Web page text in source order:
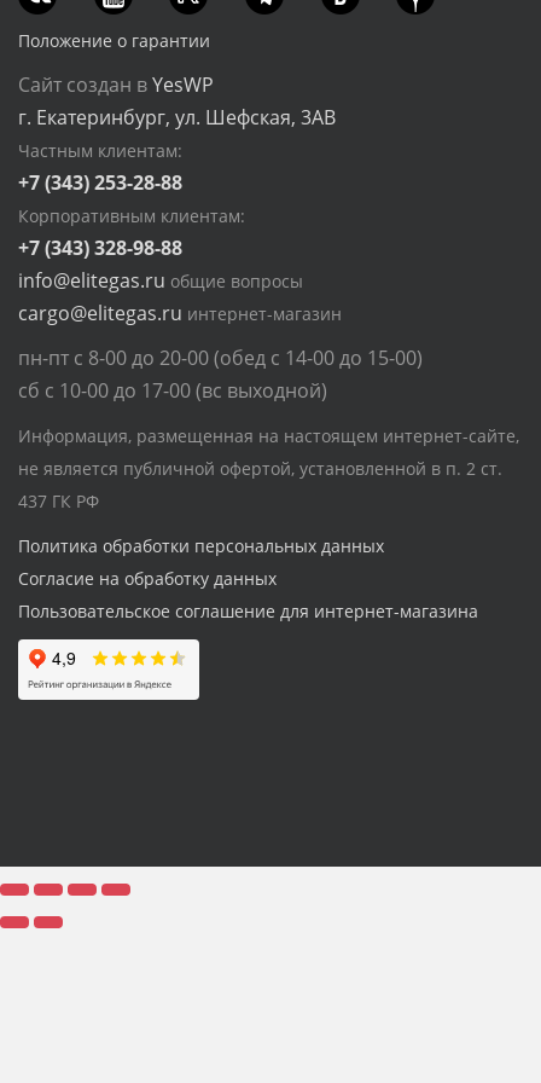
Положение о гарантии
Сайт создан вYesWP
г. Екатеринбург, ул. Шефская, 3АВ
Частным клиентам:
+7 (343) 253-28-88
Корпоративным клиентам:
+7 (343) 328-98-88
info@elitegas.ru общие вопросы
cargo@elitegas.ru интернет-магазин
пн-пт с 8-00 до 20-00 (обед с 14-00 до 15-00)
сб с 10-00 до 17-00 (вс выходной)
Информация, размещенная на настоящем интернет-сайте,
не является публичной офертой, установленной в п. 2 ст.
437 ГК РФ
Политика обработки персональных данных
Согласие на обработку данных
Пользовательское соглашение для интернет-магазина